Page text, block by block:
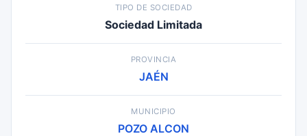
TIPO DE SOCIEDAD
Sociedad Limitada
PROVINCIA
JAÉN
MUNICIPIO
POZO ALCON